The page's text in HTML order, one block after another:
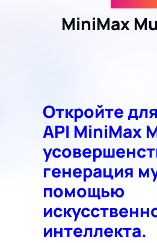
MiniMax
Откройте
API MiniMax
генерация
помощью
интеллекта.